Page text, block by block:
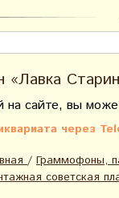
«Лавка
сайте, вы
через
/ Граммофоны,
советская